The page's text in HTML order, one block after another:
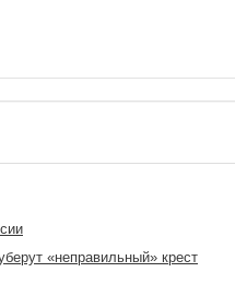
«неправильный» крест